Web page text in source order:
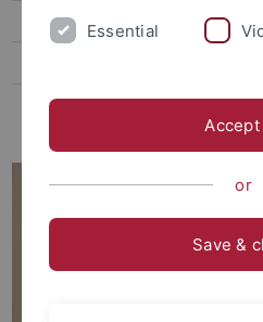
Chapter Germany 德国篇章
Science Fair
Essential
Accept
or
Save &